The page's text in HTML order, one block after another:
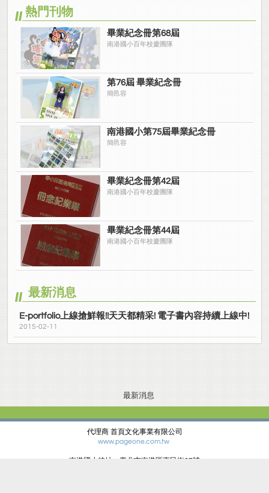
熱門刊物
畢業紀念冊第68屆
南港國小百年校慶團隊
第76屆 畢業紀念冊
簡邑容
南港國小第75屆畢業紀念冊
簡邑容
畢業紀念冊第42屆
南港國小百年校慶團隊
畢業紀念冊第44屆
南港國小百年校慶團隊
最新消息
E-portfolio上線搶鮮報!!天天都精采! 電子書內容持續上線中!
2015-02-11
最新消息
代理商 首頁文化事業有限公司
www.pageone.com.tw
南港國小校址：臺北市南港區惠民街67號